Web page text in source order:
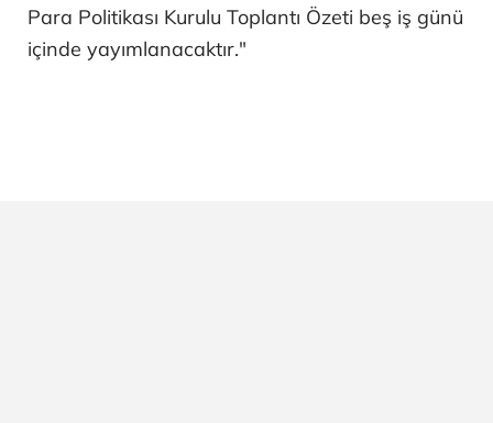
Para Politikası Kurulu Toplantı Özeti beş iş günü
içinde yayımlanacaktır."